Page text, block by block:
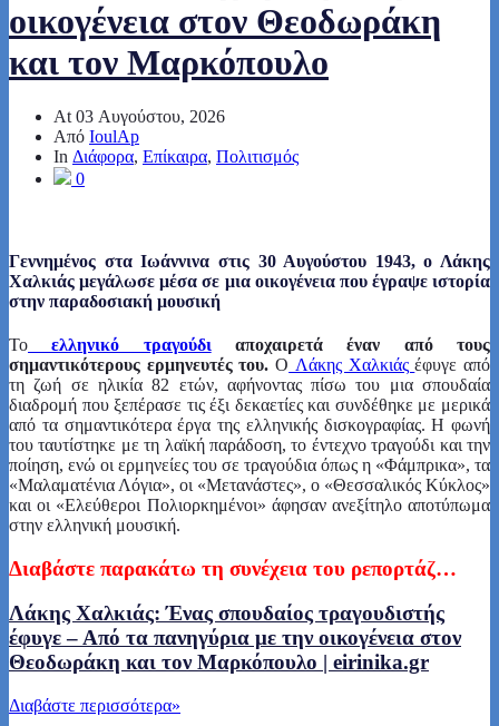
οικογένεια στον Θεοδωράκη
και τον Μαρκόπουλο
At 03 Αυγούστου, 2026
Από IoulAp
In Διάφορα, Επίκαιρα, Πολιτισμός
0
Γεννημένος στα Ιωάννινα στις 30 Αυγούστου 1943, ο Λάκης
Χαλκιάς μεγάλωσε μέσα σε μια οικογένεια που έγραψε ιστορία
στην παραδοσιακή μουσική
Το ελληνικό τραγούδι αποχαιρετά έναν από τους
σημαντικότερους ερμηνευτές του.Ο Λάκης Χαλκιάςέφυγε από
τη ζωή σε ηλικία 82 ετών, αφήνοντας πίσω του μια σπουδαία
διαδρομή που ξεπέρασε τις έξι δεκαετίες και συνδέθηκε με μερικά
από τα σημαντικότερα έργα της ελληνικής δισκογραφίας. Η φωνή
του ταυτίστηκε με τη λαϊκή παράδοση, το έντεχνο τραγούδι και την
ποίηση, ενώ οι ερμηνείες του σε τραγούδια όπως η «Φάμπρικα», τα
«Μαλαματένια Λόγια», οι «Μετανάστες», ο «Θεσσαλικός Κύκλος»
και οι «Ελεύθεροι Πολιορκημένοι» άφησαν ανεξίτηλο αποτύπωμα
στην ελληνική μουσική.
Διαβάστε παρακάτω τη συνέχεια του ρεπορτάζ…
Λάκης Χαλκιάς: Ένας σπουδαίος τραγουδιστής
έφυγε – Από τα πανηγύρια με την οικογένεια στον
Θεοδωράκη και τον Μαρκόπουλο | eirinika.gr
Διαβάστε περισσότερα»